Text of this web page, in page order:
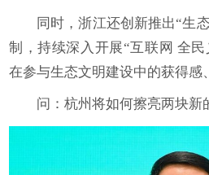
同时，浙江还创新推出“生
制，持续深入开展“互联网 全
在参与生态文明建设中的获得感
问：杭州将如何擦亮两块新